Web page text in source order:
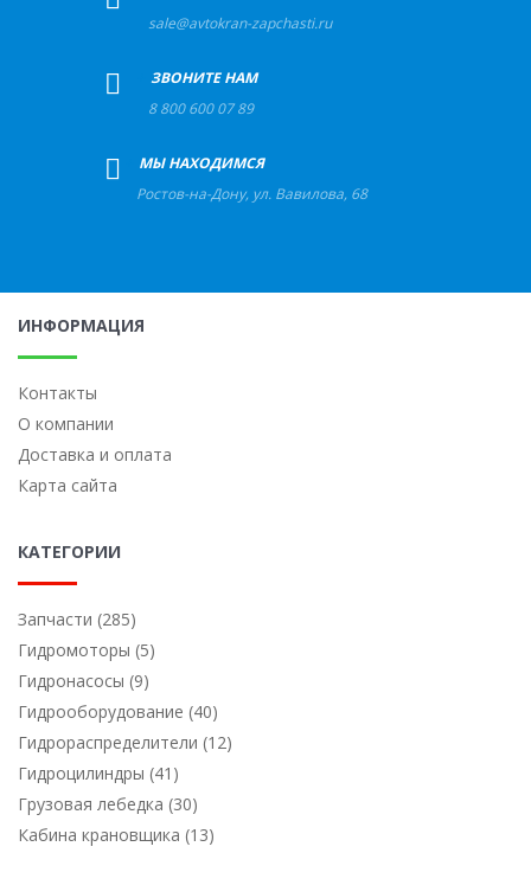
sale@avtokran-zapchasti.ru
ЗВОНИТЕ НАМ
8 800 600 07 89
МЫ НАХОДИМСЯ
Ростов-на-Дону, ул. Вавилова, 68
ИНФОРМАЦИЯ
Контакты
О компании
Доставка и оплата
Карта сайта
КАТЕГОРИИ
Запчасти (285)
Гидромоторы (5)
Гидронасосы (9)
Гидрооборудование (40)
Гидрораспределители (12)
Гидроцилиндры (41)
Грузовая лебедка (30)
Кабина крановщика (13)